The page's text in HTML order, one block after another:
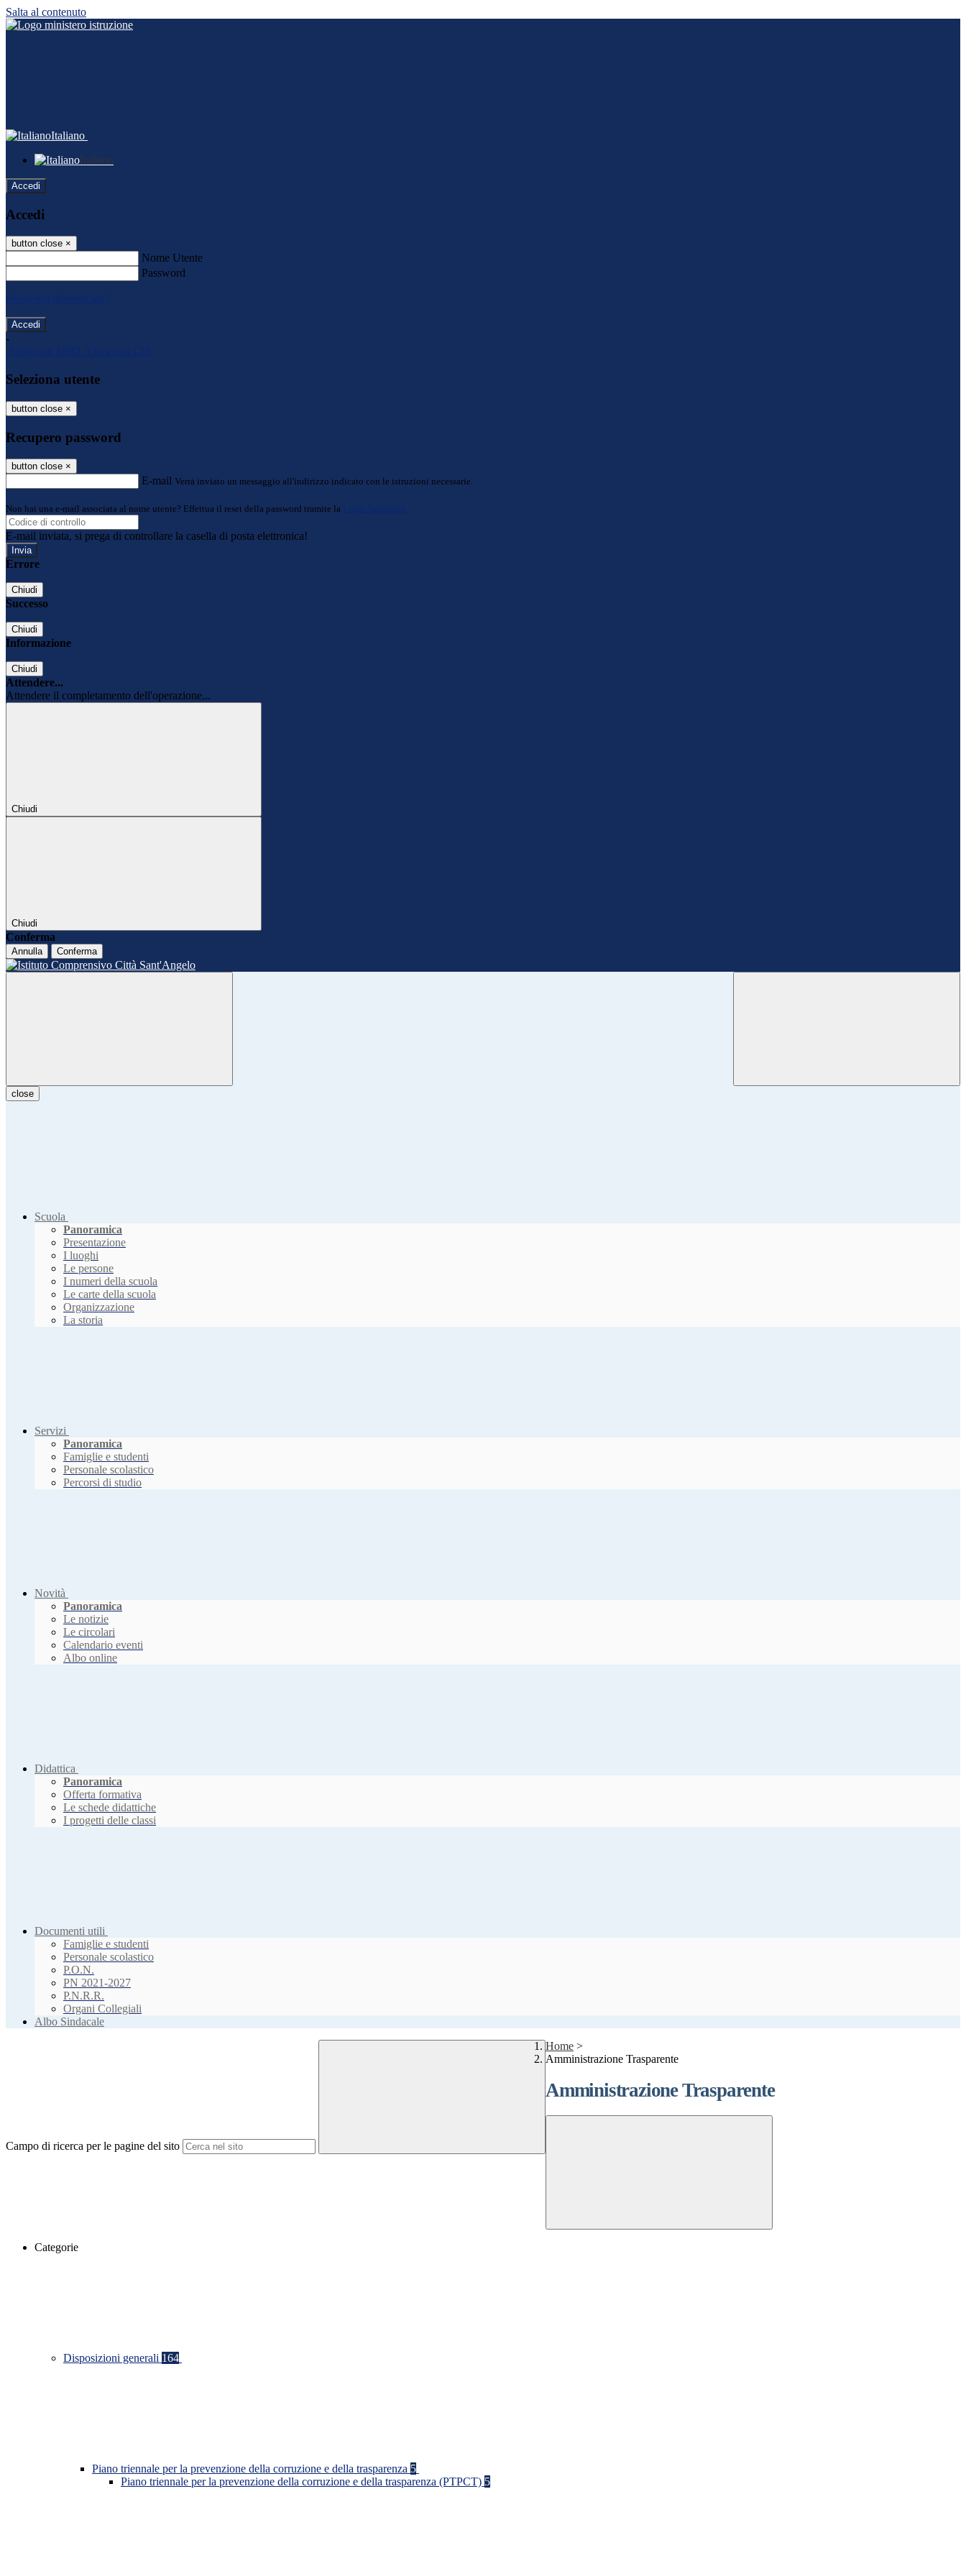
Salta al contenuto
Italiano
Italiano
Accedi
Accedi
button close ×
Nome Utente
Password
Password dimenticata?
-
Entra con SPID
Entra con CIE
Seleziona utente
button close ×
Recupero password
button close ×
E-mail Verrà inviato un messaggio all'indirizzo indicato con le istruzioni necessarie.
Non hai una e-mail associata al nome utente? Effettua il reset della password tramite la Login Spaggiari
E-mail inviata, si prega di controllare la casella di posta elettronica!
Errore
Chiudi
Successo
Chiudi
Informazione
Chiudi
Attendere...
Attendere il completamento dell'operazione...
Chiudi
Chiudi
Conferma
Annulla Conferma
close
Scuola
Panoramica
Presentazione
I luoghi
Le persone
I numeri della scuola
Le carte della scuola
Organizzazione
La storia
Servizi
Panoramica
Famiglie e studenti
Personale scolastico
Percorsi di studio
Novità
Panoramica
Le notizie
Le circolari
Calendario eventi
Albo online
Didattica
Panoramica
Offerta formativa
Le schede didattiche
I progetti delle classi
Documenti utili
Famiglie e studenti
Personale scolastico
P.O.N.
PN 2021-2027
P.N.R.R.
Organi Collegiali
Albo Sindacale
Campo di ricerca per le pagine del sito
Home >
Amministrazione Trasparente
Amministrazione Trasparente
Categorie
Disposizioni generali 164
Piano triennale per la prevenzione della corruzione e della trasparenza 5
Piano triennale per la prevenzione della corruzione e della trasparenza (PTPCT) 5